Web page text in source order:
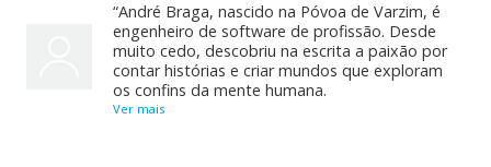
“André Braga, nascido na Póvoa de Varzim, é
engenheiro de software de profissão. Desde
muito cedo, descobriu na escrita a paixão por
contar histórias e criar mundos que exploram
os confins da mente humana.
Ver mais